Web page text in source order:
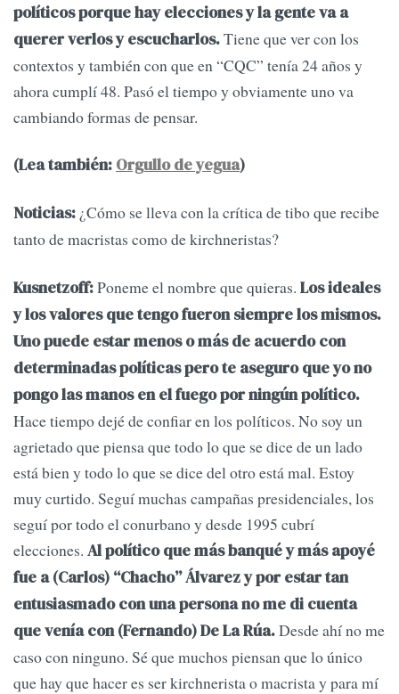
políticos porque hay elecciones y la gente va a
querer verlos y escucharlos.Tiene que ver con los
contextos y también con que en “CQC” tenía 24 años y
ahora cumplí 48. Pasó el tiempo y obviamente uno va
cambiando formas de pensar.
(Lea también: Orgullo de yegua)
Noticias: ¿Cómo se lleva con la crítica de tibo que recibe
tanto de macristas como de kirchneristas?
Kusnetzoff:Poneme el nombre que quieras. Los ideales
y los valores que tengo fueron siempre los mismos.
Uno puede estar menos o más de acuerdo con
determinadas políticas pero te aseguro que yo no
pongo las manos en el fuego por ningún político.
Hace tiempo dejé de confiar en los políticos. No soy un
agrietado que piensa que todo lo que se dice de un lado
está bien y todo lo que se dice del otro está mal. Estoy
muy curtido. Seguí muchas campañas presidenciales, los
seguí por todo el conurbano y desde 1995 cubrí
elecciones. Al político que más banqué y más apoyé
fue a (Carlos) “Chacho” Álvarez y por estar tan
entusiasmado con una persona no me di cuenta
que venía con (Fernando) De La Rúa.Desde ahí no me
caso con ninguno. Sé que muchos piensan que lo único
que hay que hacer es ser kirchnerista o macrista y para mí